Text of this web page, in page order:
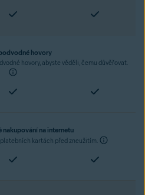
hovory
hovory, abyste věděli, čemu důvěřovat.
nakupování na internetu
kartách před zneužitím.